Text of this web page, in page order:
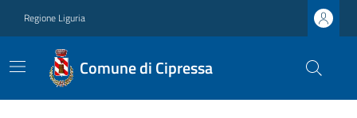
Regione Liguria
Comune di Cipressa